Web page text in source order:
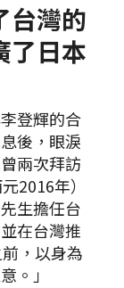
台灣的
了日本
登輝的合
後，眼淚
兩次拜訪
2016年）
生擔任台
在台灣推
，以身為
。」